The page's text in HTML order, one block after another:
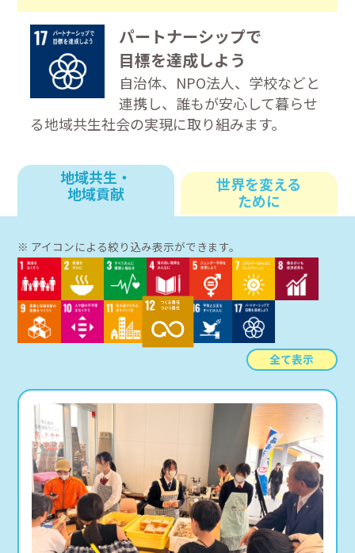
パートナーシップで
目標を達成しよう
自治体、NPO法人、学校などと
連携し、誰もが安心して暮らせ
る地域共生社会の実現に取り組みます。
地域共生・
地域貢献
世界を変える
ために
※ アイコンによる絞り込み表示ができます。
全て表示